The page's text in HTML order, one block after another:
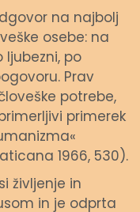
na najbolj
osebe: na
ljubezni, po
Prav
potrebe,
primerek
1966, 530).
življenje in
in je odprta